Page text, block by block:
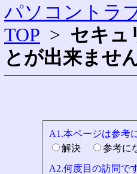
パソコントラ
TOP > セキュ
とが出来ません
A1.本ページは参考
解決
参考に
A2.何度目の訪問で